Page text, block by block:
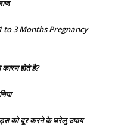
(1 to 3 Months Pregnancy
होते है?
को दूर करने के घरेलु उपाय